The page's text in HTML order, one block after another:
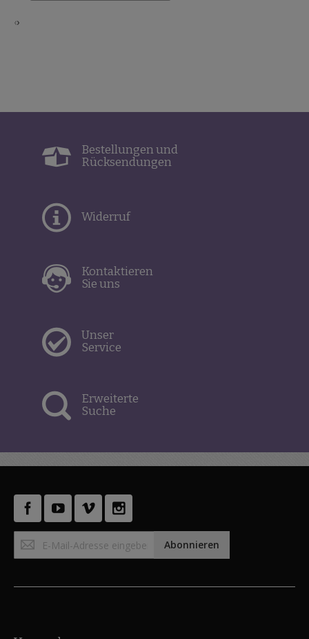
‹›
Bestellungen und
Rücksendungen
Widerruf
Kontaktieren
Sie uns
Unser
Service
Erweiterte
Suche
Anmeldung
zum
Abonnieren